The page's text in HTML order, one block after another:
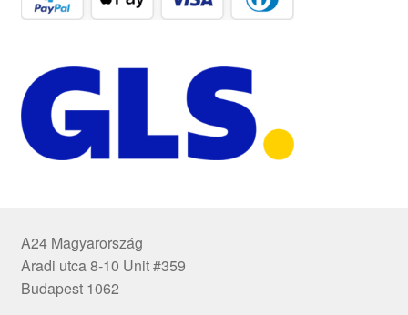
A24 Magyarország
Aradi utca 8-10 Unit #359
Budapest 1062